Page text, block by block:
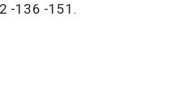
-136 -151.